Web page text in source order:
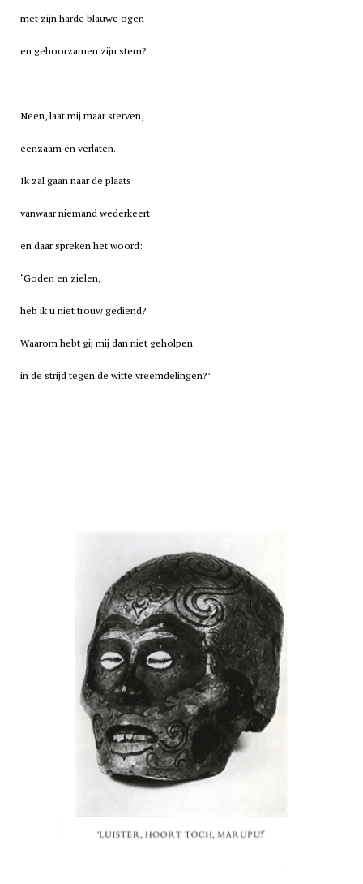
met zijn harde blauwe ogen
en gehoorzamen zijn stem?
Neen, laat mij maar sterven,
eenzaam en verlaten.
Ik zal gaan naar de plaats
vanwaar niemand wederkeert
en daar spreken het woord:
‘Goden en zielen,
heb ik u niet trouw gediend?
Waarom hebt gij mij dan niet geholpen
in de strijd tegen de witte vreemdelingen?’